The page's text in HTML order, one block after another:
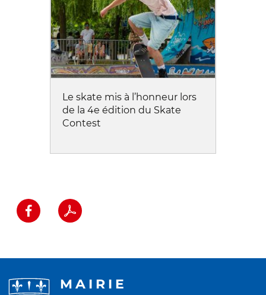
Le skate mis à l’honneur lors
de la 4e édition du Skate
Contest
MAIRIE